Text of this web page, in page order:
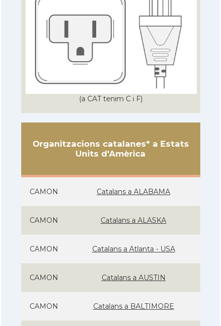
(a CAT tenim C i F)
Organitzacions catalanes* a Estats
Units d'Amèrica
CAMON Catalans a ALABAMA
CAMON Catalans a ALASKA
CAMON Catalans a Atlanta - USA
CAMON Catalans a AUSTIN
CAMON Catalans a BALTIMORE